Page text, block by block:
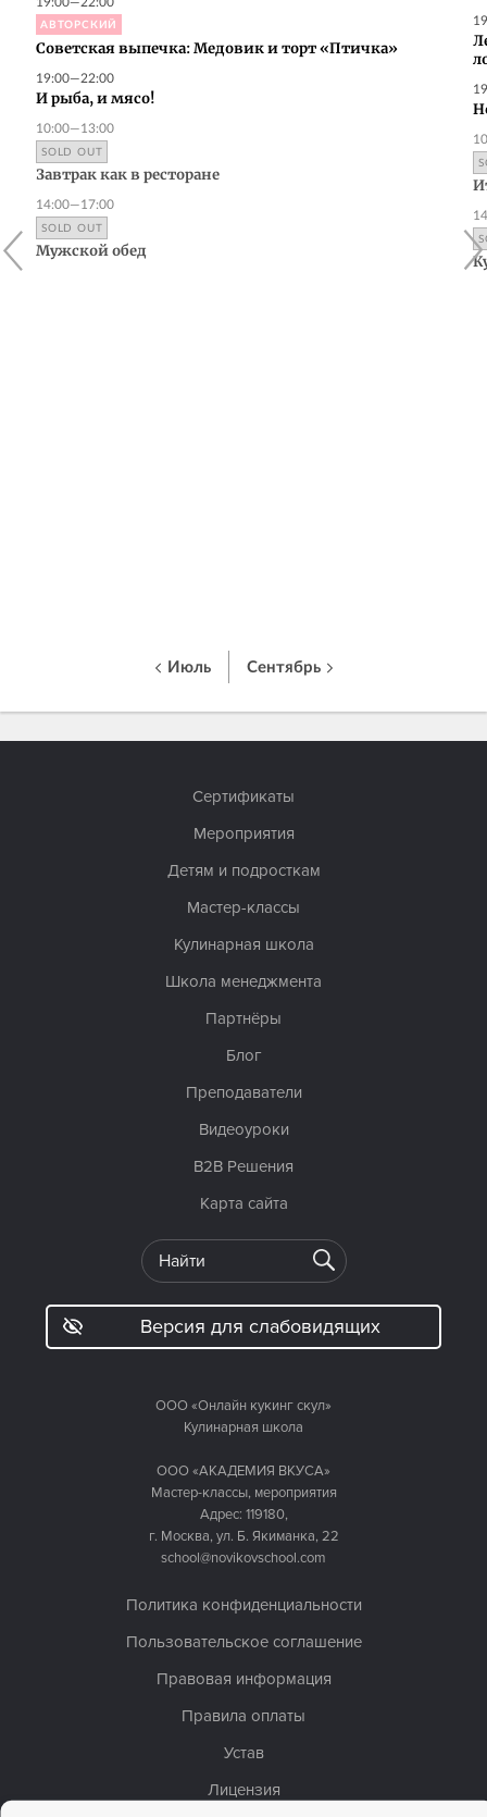
АВТОРСКИЙ
Советская выпечка: Медовик и торт «Птичка»
19:00—22:00
И рыба, и мясо!
10:00—13:00
SOLD OUT
Завтрак как в ресторане
14:00—17:00
SOLD OUT
Мужской обед
Июль Сентябрь
ООО «Онлайн кукинг скул»
Кулинарная школа
ООО «АКАДЕМИЯ ВКУСА»
Мастер-классы, мероприятия
Адрес: 119180,
г. Москва, ул. Б. Якиманка, 22
school@novikovschool.com
Политика конфиденциальности
Пользовательское соглашение
Правовая информация
Правила оплаты
Устав
Лицензия
Сертификаты
Мероприятия
Детям и подросткам
Мастер-классы
Кулинарная школа
Школа менеджмента
Партнёры
Блог
Преподаватели
Видеоуроки
B2B Решения
Карта сайта
Версия для слабовидящих